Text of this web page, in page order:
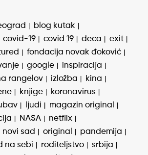
blog kutak
covid-19 covid 19 deca
exit
fondacija novak đoković
google
inspiracija
rangelov izložba
kina
knjige
koronavirus
ljudi
magazin original
NASA
netflix
novi sad original
pandemija
na sebi roditeljstvo
srbija